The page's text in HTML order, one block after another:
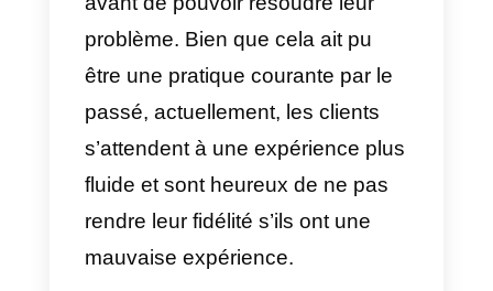
agent auquel il s’adresse dans
une vaine tentative de contacter
le service clientèle. Aujourd’hui
encore, les clients peuvent se
retrouver coincés dans un
sans fin
, passant d’un agent à